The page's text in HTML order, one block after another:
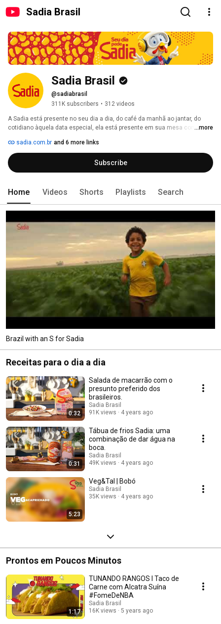
Sadia Brasil
Sadia Brasil
@sadiabrasil
311K subscribers • 312 videos
A Sadia está presente no seu dia a dia, do café da manhã ao jantar, do
cotidiano àquela data especial, ela está presente em sua mesa com uma
...more
sadia.com.br and 6 more links
Subscribe
Home Videos Shorts Playlists Search
Brazil with an S for Sadia
Receitas para o dia a dia
0:32
Salada de macarrão com o
presunto preferido dos
brasileiros.
Sadia Brasil
91K views
4 years ago
0:31
Tábua de frios Sadia: uma
combinação de dar água na
boca.
Sadia Brasil
49K views
4 years ago
5:23
Veg&Tal | Bobó
Sadia Brasil
35K views
4 years ago
Prontos em Poucos Minutos
1:17
TUNANDO RANGOS l Taco de
Carne com Alcatra Suína
#FomeDeNBA
Sadia Brasil
16K views
5 years ago